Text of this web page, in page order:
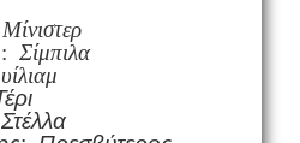
Μίνιστερ
Σίμπιλα
Στέλλα